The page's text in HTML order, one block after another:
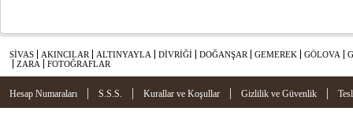
SİVAS AKINCILAR ALTINYAYLA DİVRİĞİ DOĞANŞAR GEMEREK GÖLOVA
ZARA
FOTOĞRAFLAR
Hesap Numaraları | S.S.S. | Kurallar ve Koşullar | Gizlilik ve Güvenlik |